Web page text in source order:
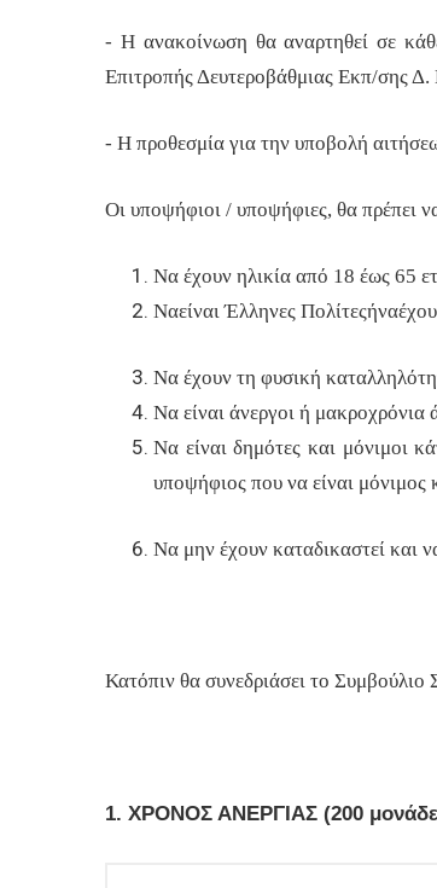
- Η ανακοίνωση θα αναρτηθεί σε
Επιτροπής Δευτεροβάθμιας Εκπ/σης
- Η προθεσμία για την υποβολή
Οι υποψήφιοι / υποψήφιες, θα πρέπει
Να έχουν ηλικία από 18 έως 65
ΝαείναιΈλληνες Πολίτεςήναέχου
Να έχουν τη φυσική
Να είναι άνεργοι ή μακροχρόνια
Να είναι δημότες και μόνιμοι
υποψήφιος που να είναι
Να μην έχουν καταδικαστεί και
Κατόπιν θα συνεδριάσει το Συμβούλιο
1. ΧΡΟΝΟΣ ΑΝΕΡΓΙΑΣ (200